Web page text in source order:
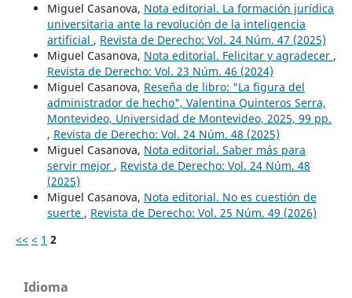
Miguel Casanova, Nota editorial. La formación jurídica
universitaria ante la revolución de la inteligencia
artificial , Revista de Derecho: Vol. 24 Núm. 47 (2025)
Miguel Casanova, Nota editorial. Felicitar y agradecer ,
Revista de Derecho: Vol. 23 Núm. 46 (2024)
Miguel Casanova, Reseña de libro: "La figura del
administrador de hecho", Valentina Quinteros Serra,
Montevideo, Universidad de Montevideo, 2025, 99 pp.
, Revista de Derecho: Vol. 24 Núm. 48 (2025)
Miguel Casanova, Nota editorial. Saber más para
servir mejor , Revista de Derecho: Vol. 24 Núm. 48
(2025)
Miguel Casanova, Nota editorial. No es cuestión de
suerte , Revista de Derecho: Vol. 25 Núm. 49 (2026)
<< < 1 2
Idioma